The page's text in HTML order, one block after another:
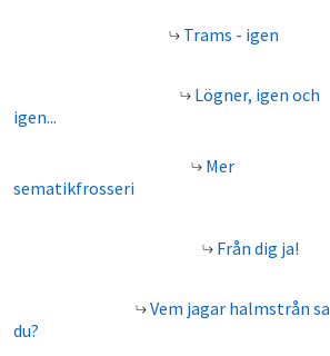
Trams - igen
Lögner, igen och
igen...
Mer
sematikfrosseri
Från dig ja!
Vem jagar halmstrån sa
du?